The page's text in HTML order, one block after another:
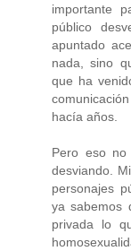
importante
público
apuntado
nada, sino
que ha
hacía años.
Pero eso
desviando.
personajes
ya sabemos
privada lo